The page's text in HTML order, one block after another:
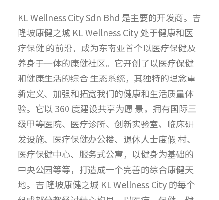
KL Wellness City Sdn Bhd 是主要的开发商。吉
隆坡康健之城 KL Wellness City 处于健康和医
疗保健 的前沿，成为东南亚首个以医疗保健及
养身于一体的康健社区。它开创了以医疗保健
和健康生活的综合 生态系统，其独特的理念重
新定义、加强和拓宽我们的健康和生活质量体
验。它以 360 度建设共享为愿 景，拥有国际三
级甲等医院、医疗诊所、创新实验室、临床研
发设施、医疗保健办公楼、退休人士度假 村、
医疗保健中心、服务式公寓，以健身为基础的
中央公园等等，打造成一个完善的综合康健天
地。吉 隆坡康健之城 KL Wellness City 的每个